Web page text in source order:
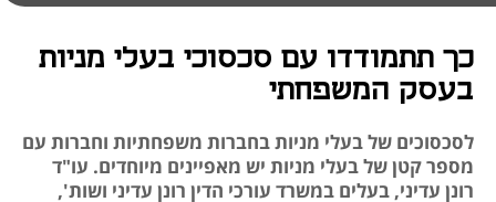
כך תתמודדו עם סכסוכי בעלי מניות
בעסק המשפחתי
לסכסוכים של בעלי מניות בחברות משפחתיות וחברות עם
מספר קטן של בעלי מניות יש מאפיינים מיוחדים. עו"ד
רונן עדיני, בעלים במשרד עורכי הדין רונן עדיני ושות',